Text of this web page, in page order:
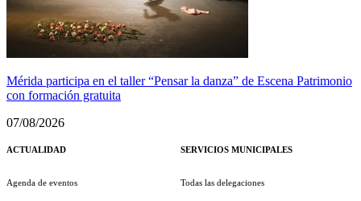
Mérida participa en el taller “Pensar la danza” de Escena Patrimonio
con formación gratuita
07/08/2026
ACTUALIDAD
Agenda de eventos
SERVICIOS MUNICIPALES
Todas las delegaciones